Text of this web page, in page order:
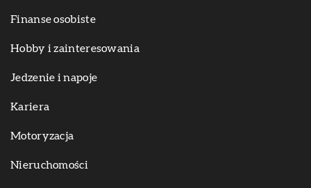
Finanse osobiste
Hobby i zainteresowania
Jedzenie i napoje
Kariera
Motoryzacja
Nieruchomości